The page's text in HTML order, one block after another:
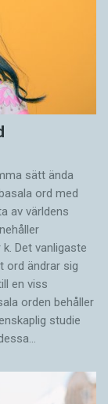
sätt ända
ord med
av världens
Det vanligaste
ord ändrar sig
en viss
orden behåller
studie